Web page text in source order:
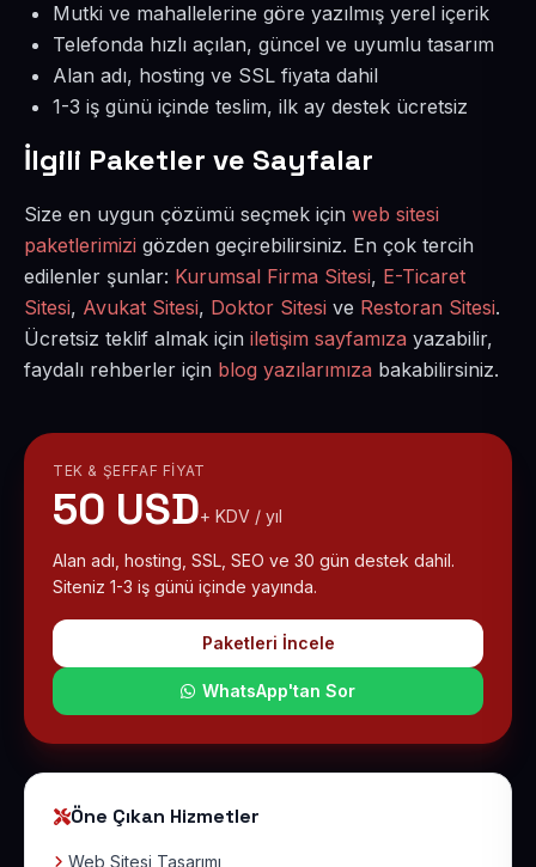
Mutki ve mahallelerine göre yazılmış yerel içerik
Telefonda hızlı açılan, güncel ve uyumlu tasarım
Alan adı, hosting ve SSL fiyata dahil
1-3 iş günü içinde teslim, ilk ay destek ücretsiz
İlgili Paketler ve Sayfalar
Size en uygun çözümü seçmek için web sitesi
paketlerimizi gözden geçirebilirsiniz. En çok tercih
edilenler şunlar: Kurumsal Firma Sitesi, E-Ticaret
Sitesi, Avukat Sitesi, Doktor Sitesi ve Restoran Sitesi.
Ücretsiz teklif almak için iletişim sayfamıza yazabilir,
faydalı rehberler için blog yazılarımıza bakabilirsiniz.
TEK & ŞEFFAF FIYAT
50 USD+ KDV / yıl
Alan adı, hosting, SSL, SEO ve 30 gün destek dahil.
Siteniz 1-3 iş günü içinde yayında.
Paketleri İncele
WhatsApp'tan Sor
Öne Çıkan Hizmetler
Web Sitesi Tasarımı